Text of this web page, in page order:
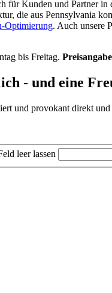
für Kunden und Partner in
die aus Pennsylvania
Optimierung. Auch unsere
bis Freitag.
- und eine
und provokant direkt
leer lassen